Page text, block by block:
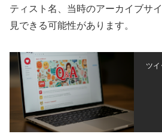
ティスト名、当時のアーカイブサ
見できる可能性があります。
ツイ